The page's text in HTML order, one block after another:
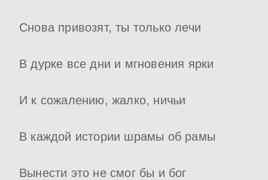
Снова привозят, ты только лечи
В дурке все дни и мгновения ярки
И к сожалению, жалко, ничьи
В каждой истории шрамы об рамы
Вынести это не смог бы и бог